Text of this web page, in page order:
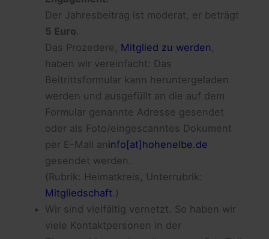
Der Jahresbeitrag ist moderat, er beträgt
5 Euro.
Das Prozedere, Mitglied zu werden
haben wir vereinfacht: Das
Beitrittsformular kann heruntergeladen
werden und ausgefüllt an die auf dem
Formular genannte Adresse gesendet
oder als Foto/eingescanntes Dokument
per E-Mail aninfo[at]hohenelbe.de
gesendet werden.
(Rubrik: Heimatkreis, Unterrubrik:
Mitgliedschaft.)
Wir sind vielfältig vernetzt. So haben wir
viele Kontaktpersonen in der